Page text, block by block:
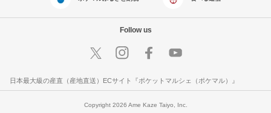
Follow us
日本最大級の産直（産地直送）ECサイト『ポケットマルシェ（ポケマル）』
Copyright 2026 Ame Kaze Taiyo, Inc.